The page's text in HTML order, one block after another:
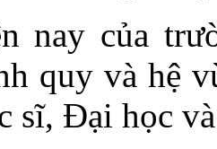
nay của
quy và hệ
sĩ, Đại học